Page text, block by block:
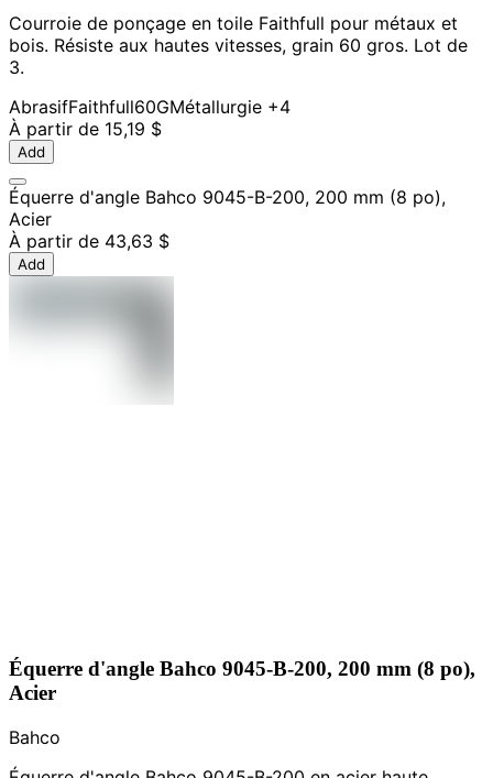
Courroie de ponçage en toile Faithfull pour métaux et
bois. Résiste aux hautes vitesses, grain 60 gros. Lot de
3.
AbrasifFaithfull60GMétallurgie +4
À partir de 15,19 $
Add
Équerre d'angle Bahco 9045-B-200, 200 mm (8 po),
Acier
À partir de 43,63 $
Add
Équerre d'angle Bahco 9045-B-200, 200 mm (8 po),
Acier
Bahco